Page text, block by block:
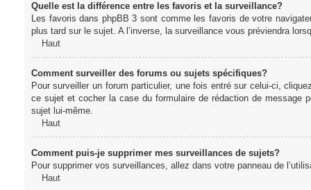
Quelle est la différence entre les favoris et la surveillance?
Les favoris dans phpBB 3 sont comme les favoris de votre
plus tard sur le sujet. A l’inverse, la surveillance vous préviendra
Haut
Comment surveiller des forums ou sujets spécifiques?
Pour surveiller un forum particulier, une fois entré sur celui-ci,
ce sujet et cocher la case du formulaire de rédaction de message
sujet lui-même.
Haut
Comment puis-je supprimer mes surveillances de sujets?
Pour supprimer vos surveillances, allez dans votre panneau de
Haut